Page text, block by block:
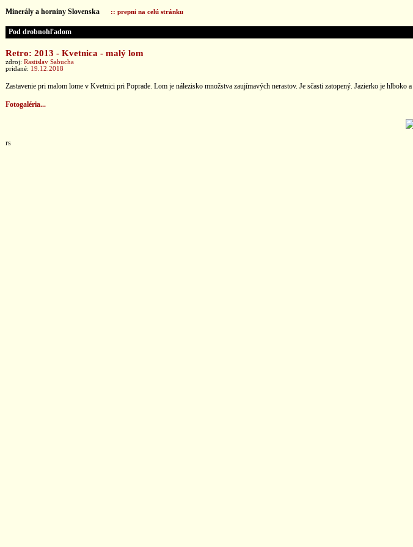
Minerály a horniny Slovenska :: prepni na celú stránku
Pod drobnohľadom
Retro: 2013 - Kvetnica - malý lom
zdroj: Rastislav Sabucha
pridané: 19.12.2018
Zastavenie pri malom lome v Kvetnici pri Poprade. Lom je nálezisko množstva zaujímavých nerastov. Je sčasti zatopený. Jazierko je
Fotogaléria...
rs